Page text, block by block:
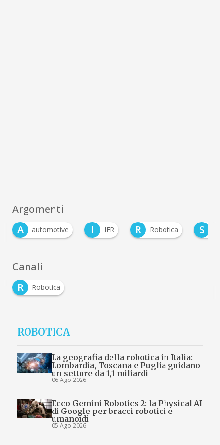
Argomenti
I IFR R Robotica S sostenibilità
Canali
R
Robotica
ROBOTICA
La geografia della robotica in Italia:
Lombardia, Toscana e Puglia guidano
un settore da 1,1 miliardi
06 Ago 2026
Ecco Gemini Robotics 2: la Physical AI
di Google per bracci robotici e
umanoidi
05 Ago 2026